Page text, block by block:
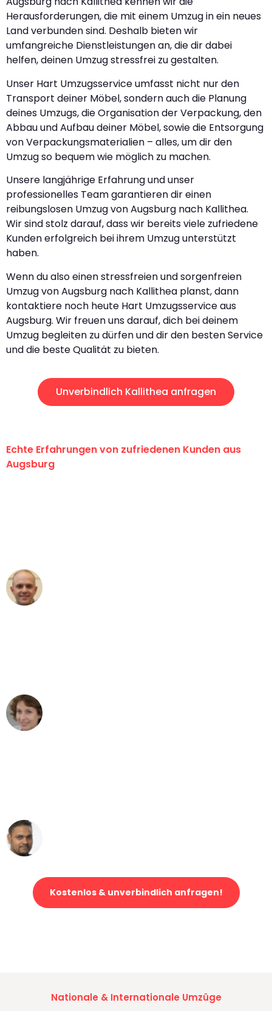
Herausforderungen, die mit einem Umzug in ein neues
Land verbunden sind. Deshalb bieten wir
umfangreiche Dienstleistungen an, die dir dabei
helfen, deinen Umzug stressfrei zu gestalten.
Unser Hart Umzugsservice umfasst nicht nur den
Transport deiner Möbel, sondern auch die Planung
deines Umzugs, die Organisation der Verpackung, den
Abbau und Aufbau deiner Möbel, sowie die Entsorgung
von Verpackungsmaterialien – alles, um dir den
Umzug so bequem wie möglich zu machen.
Unsere langjährige Erfahrung und unser
professionelles Team garantieren dir einen
reibungslosen Umzug von Augsburg nach Kallithea.
Wir sind stolz darauf, dass wir bereits viele zufriedene
Kunden erfolgreich bei ihrem Umzug unterstützt
haben.
Wenn du also einen stressfreien und sorgenfreien
Umzug von Augsburg nach Kallithea planst, dann
kontaktiere noch heute Hart Umzugsservice aus
Augsburg. Wir freuen uns darauf, dich bei deinem
Umzug begleiten zu dürfen und dir den besten Service
und die beste Qualität zu bieten.
Unverbindlich Kallithea anfragen
Echte Erfahrungen von zufriedenen Kunden aus
Augsburg
Kostenlos & unverbindlich anfragen!
Nationale & Internationale Umzüge